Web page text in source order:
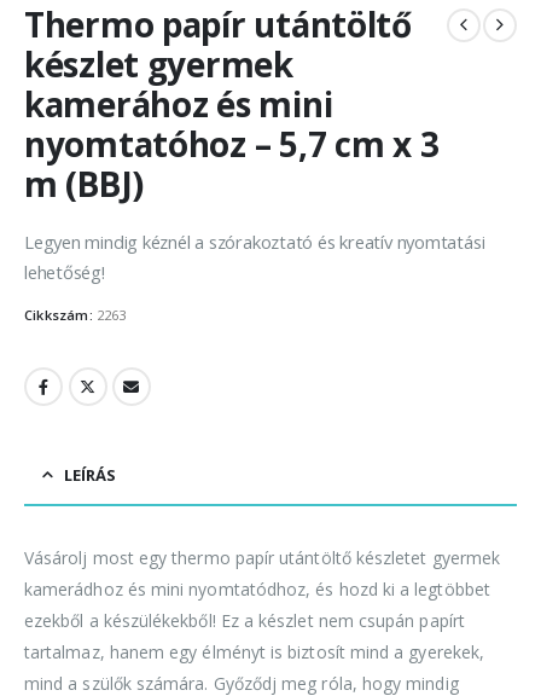
Thermo papír utántöltő
készlet gyermek
kamerához és mini
nyomtatóhoz – 5,7 cm x 3
m (BBJ)
Legyen mindig kéznél a szórakoztató és kreatív nyomtatási
lehetőség!
Cikkszám: 2263
LEÍRÁS
Vásárolj most egy thermo papír utántöltő készletet gyermek
kamerádhoz és mini nyomtatódhoz, és hozd ki a legtöbbet
ezekből a készülékekből! Ez a készlet nem csupán papírt
tartalmaz, hanem egy élményt is biztosít mind a gyerekek,
mind a szülők számára. Győződj meg róla, hogy mindig